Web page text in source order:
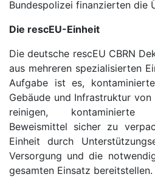
Bundespolizei finanzierten die
Die rescEU-Einheit
Die deutsche rescEU CBRN
aus mehreren spezialisierten
Aufgabe ist es,
Gebäude und Infrastruktur
reinigen, kontaminierte
Beweismittel sicher zu
Einheit durch
Versorgung und die
gesamten Einsatz bereitstellen.